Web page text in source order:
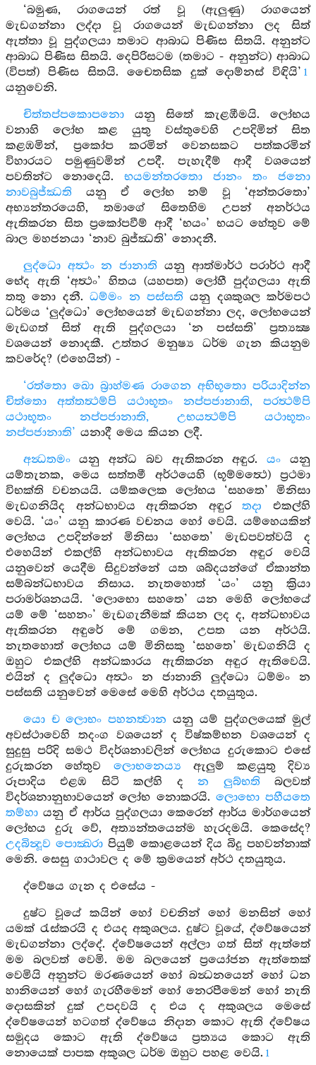
‘බමුණ, රාගයෙන් රත් වූ (ඇලුණු) රාගයෙන්
මැඩගන්නා ලද්දා වූ රාගයෙන් මැඩගන්නා ලද සිත්
ඇත්තා වූ පුද්ගලයා තමාට ආබාධ පිණිස සිතයි. අනුන්ට
ආබාධ පිණිස සිතයි. දෙපිරිසටම (තමාට - අනුන්ට) ආබාධ
(විපත්) පිණිස සිතයි. චෛතසික දුක් දොම්නස් විඳියි’ 1
යනුවෙනි.
චිත්තප්පකොපනොයනු සිතේ කැළඹීමයි. ලෝභය
වනාහි ලෝභ කළ යුතු වස්තුවෙහි උපදිමින් සිත
කළඹමින්, ප්‍රකෝප කරමින් වෙනසකට පත්කරමින්
විහාරයට පමුණුවමින් උපදී. පැහැදීම් ආදී වශයෙන්
පවතින්ට නොදෙයි. භයමන්තරතො ජානං තං ජනො
නාවබුජ්ඣති යනු ඒ ලෝභ නම් වූ ‘අන්තරතො’
අභ්‍යන්තරයෙහි, තමාගේ සිතෙහිම උපන් අනර්ථය
ඇතිකරන සිත ප්‍රකෝපවීම් ආදී ‘භයං’ භයට හේතුව මේ
බාල මහජනයා ‘නාව බුජ්ඣති’ නොදනී.
ලුද්ධො අත්‍ථං න ජානාති යනු ආත්මාර්ථ පරාර්ථ ආදී
භේද ඇති ‘අත්‍ථං’ හිතය (යහපත) ලෝහී පුද්ගලයා ඇති
තතු නො දනී.ධම්මං න පස්සති යනු දශකුශල කර්මපථ
ධර්මය ‘ලුද්ධො’ ලෝභයෙන් මැඩගන්නා ලද, ලෝභයෙන්
මැඩගත් සිත් ඇති පුද්ගලයා ‘න පස්සති’ ප්‍රත්‍යක්‍ෂ
වශයෙන් නොදකී. උත්තර මනුෂ්‍ය ධර්ම ගැන කියනුම
කවරේද? (එහෙයින්) -
‘රත්තො ඛො බ්‍රාහ්මණ රාගෙන අභිභූතො පරියාදින්න
චිත්තො අත්තත්‍ථම්පි යථාභූතං නප්පජානාති, පරත්‍ථම්පි
යථාභූතං නප්පජානාති, උභයත්‍ථම්පි යථාභූතං
නප්පජානාති’ යනාදී මෙය කියන ලදී.
අන්‍ධතමංයනු අන්ධ බව ඇතිකරන අඳුර.යං යනු
යම්තැනක, මෙය සත්තමී අර්ථයෙහි (භූම්මත්‍ථෙ) ප්‍රථමා
විභක්ති වචනයයි. යම්කලෙක ලෝභය ‘සහතෙ’ මිනිසා
මැඩගනියිද අන්ධභාවය ඇතිකරන අඳුරතදා එකල්හි
වෙයි. ‘යං’ යනු කාරණ වචනය හෝ වෙයි. යම්හෙයකින්
ලෝභය උපදින්නේ මිනිසා ‘සහතෙ’ මැඩපවත්වයි ද
එහෙයින් එකල්හි අන්ධභාවය ඇතිකරන අඳුර වෙයි
යනුවෙන් යෙදීම සිදුවන්නේ යත ශබ්දයන්ගේ ඒකාන්ත
සම්බන්ධභාවය නිසාය. නැතහොත් ‘යං’ යනු ක්‍රියා
පරාමර්ශනයයි. ‘ලොභො සහතෙ’ යන මෙහි ලෝභයේ
යම් මේ ‘සහනං’ මැඩගැනීමක් කියන ලද ද, අන්ධභාවය
ඇතිකරන අඳුරේ මේ ගමන, උපත යන අර්ථයි.
නැතහොත් ලෝභය යම් මිනිසකු ‘සහතෙ’ මැඩගනියි ද
ඔහුට එකල්හි අන්ධකාරය ඇතිකරන අඳුර ඇතිවෙයි.
එයින් ද ලුද්ධො අත්‍ථං න ජානානි ලුද්ධො ධම්මං න
පස්සති යනුවෙන් මෙසේ මෙහි අර්ථය දතයුතුය.
යො ච ලොභං පහනත්‍වාන යනු යම් පුද්ගලයෙක් මුල්
අවස්ථාවෙහි තදංග වශයෙන් ද විෂ්කම්භන වශයෙන් ද
සුදුසු පරිදි සමථ විදර්ශනාවලින් ලෝභය දුරුකොට එසේ
දුරුකරන හේතුව ලොභනෙය්‍ය ඇලුම් කළයුතු දිව්‍ය
රූපාදිය එළඹ සිටි කල්හි දන ලුබ්භති බලවත්
විදර්ශනානුභාවයෙන් ලෝභ නොකරයි. ලොභො පහීයතෙ
තම්හා යනු ඒ ආර්ය පුද්ගලයා කෙරෙන් ආර්ය මාර්ගයෙන්
ලෝභය දුරු වේ, අත්‍යන්තයෙන්ම හැරදමයි. කෙසේද?
උදබින්‍දූව පොක්‍ඛරා පියුම් කොළයෙන් දිය බිදු පහවන්නාක්
මෙනි. සෙසු ගාථාවල ද මේ ක්‍රමයෙන් අර්ථ දතයුතුය.
ද්වේෂය ගැන ද එසේය -
දුෂ්ට වූයේ කයින් හෝ වචනින් හෝ මනසින් හෝ
යමක් රැස්කරයි ද එයද අකුශලය. දුෂ්ට වූයේ, ද්වේෂයෙන්
මැඩගන්නා ලද්දේ. ද්වේෂයෙන් අල්ලා ගත් සිත් ඇත්තේ
මම බලවත් වෙමි. මම බලයෙන් ප්‍රයෝජන ඇත්තෙක්
වෙමියි අනුන්ට මරණයෙන් හෝ බන්‍ධනයෙන් හෝ ධන
හානියෙන් හෝ ගැරහීමෙන් හෝ නෙරපීමෙන් හෝ නැති
දොසකින් දුක් උපදවයි ද එය ද අකුශලය මෙසේ
ද්වේෂයෙන් හටගත් ද්වේෂය නිදාන කොට ඇති ද්වේෂය
සමුදය කොට ඇති ද්වේෂය ප්‍රත්‍යය කොට ඇති
නොයෙක් පාපක අකුශල ධර්ම ඔහුට පහළ වෙයි. 1